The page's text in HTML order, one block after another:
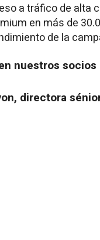
a tráfico de alta
en más de
de la
nuestros socios
, directora